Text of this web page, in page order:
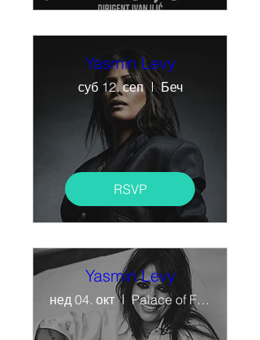
Yasmin Levy
суб 12. сеп Беч
RSVP
Yasmin Levy
нед 04. окт Palace of Fine Arts